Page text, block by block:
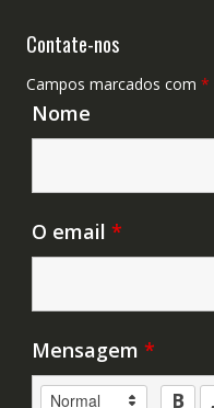
Contate-nos
Campos marcados com *
Nome
O email *
Mensagem *